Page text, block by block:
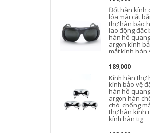
Đốt hàn kính
lóa mài cắt
thợ hàn bảo
lao động đặc
hàn hồ quang
argon kính
mắt kính hàn
189,000
Kính hàn thợ
kính bảo vệ
hàn hồ quang
argon hàn
chói chống
thợ hàn kính
kính hàn tig